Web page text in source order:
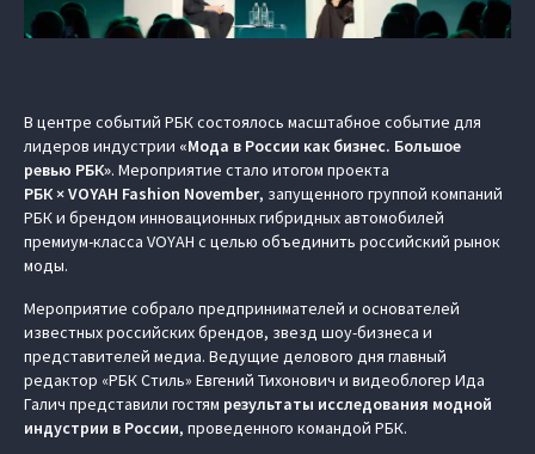
В центре событий РБК состоялось масштабное событие для
лидеров индустрии «Мода в России как бизнес. Большое
ревью РБК». Мероприятие стало итогом проекта
РБК × VOYAH Fashion November, запущенного группой компаний
РБК и брендом инновационных гибридных автомобилей
премиум-класса VOYAH с целью объединить российский рынок
моды.
Мероприятие собрало предпринимателей и основателей
известных российских брендов, звезд шоу-бизнеса и
представителей медиа. Ведущие делового дня главный
редактор «РБК Стиль» Евгений Тихонович и видеоблогер Ида
Галич представили гостям результаты исследования модной
индустрии в России, проведенного командой РБК.